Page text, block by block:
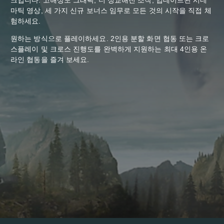
마틱 영상, 세 가지 신규 보너스 임무로 모든 것의 시작을 직접 체
험하세요.
원하는 방식으로 플레이하세요. 2인용 분할 화면 협동 또는 크로
스플레이 및 크로스 진행도를 완벽하게 지원하는 최대 4인용 온
라인 협동을 즐겨 보세요.